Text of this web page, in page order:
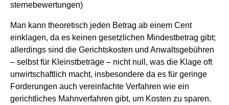
sternebewertungen)
Man kann theoretisch jeden Betrag ab einem Cent
einklagen, da es keinen gesetzlichen Mindestbetrag gibt;
allerdings sind die Gerichtskosten und Anwaltsgebühren
– selbst für Kleinstbeträge – nicht null, was die Klage oft
unwirtschaftlich macht, insbesondere da es für geringe
Forderungen auch vereinfachte Verfahren wie ein
gerichtliches Mahnverfahren gibt, um Kosten zu sparen.